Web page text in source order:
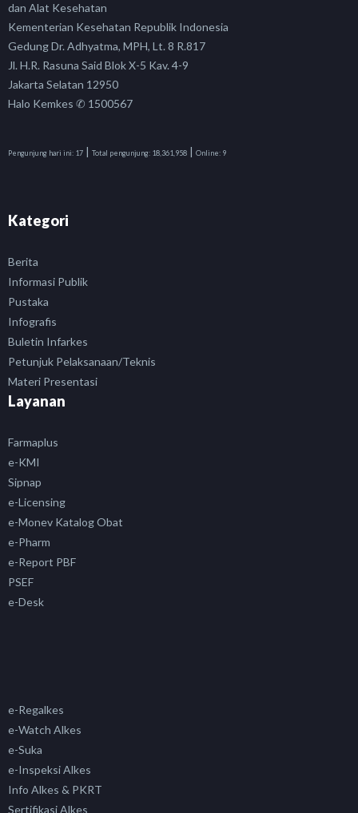
dan Alat Kesehatan
Kementerian Kesehatan Republik Indonesia
Gedung Dr. Adhyatma, MPH, Lt. 8 R.817
Jl. H.R. Rasuna Said Blok X-5 Kav. 4-9
Jakarta Selatan 12950
Halo Kemkes ✆ 1500567
Pengunjung hari ini: 17 | Total pengunjung: 18,361,958 | Online: 9
Kategori
Berita
Informasi Publik
Pustaka
Infografis
Buletin Infarkes
Petunjuk Pelaksanaan/Teknis
Materi Presentasi
Layanan
Farmaplus
e-KMI
Sipnap
e-Licensing
e-Monev Katalog Obat
e-Pharm
e-Report PBF
PSEF
e-Desk
e-Regalkes
e-Watch Alkes
e-Suka
e-Inspeksi Alkes
Info Alkes & PKRT
Sertifikasi Alkes